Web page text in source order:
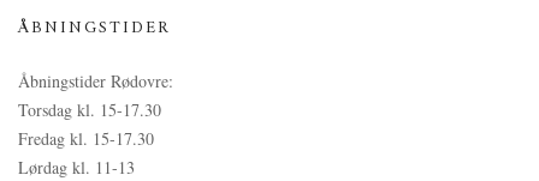
ÅBNINGSTIDER
Åbningstider Rødovre:
Torsdag kl. 15-17.30
Fredag kl. 15-17.30
Lørdag kl. 11-13